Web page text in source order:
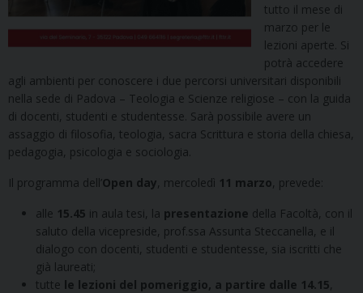
tutto il mese di
marzo per le
lezioni aperte. Si
potrà accedere
agli ambienti per conoscere i due percorsi universitari disponibili
nella sede di Padova – Teologia e Scienze religiose – con la guida
di docenti, studenti e studentesse. Sarà possibile avere un
assaggio di filosofia, teologia, sacra Scrittura e storia della chiesa,
pedagogia, psicologia e sociologia.
Il programma dell’Open day, mercoledì 11 marzo, prevede:
alle 15.45 in aula tesi, la presentazione della Facoltà, con il
saluto della vicepreside, prof.ssa Assunta Steccanella, e il
dialogo con docenti, studenti e studentesse, sia iscritti che
già laureati;
tutte le lezioni del pomeriggio, a partire dalle 14.15,